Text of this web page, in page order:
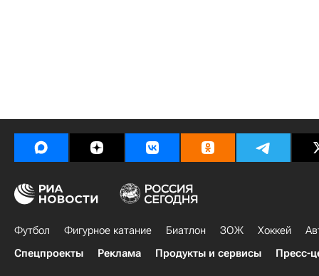
Футбол Фигурное катание Биатлон ЗОЖ Хоккей
Спецпроекты
Реклама Продукты и сервисы Пресс-